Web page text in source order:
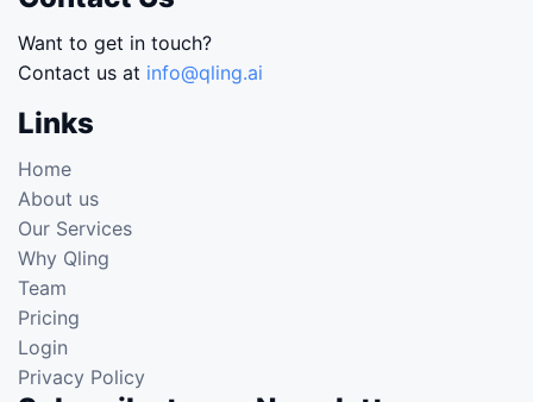
Want to get in touch?
Contact us at info@qling.ai
Links
Home
About us
Our Services
Why Qling
Team
Pricing
Login
Privacy Policy